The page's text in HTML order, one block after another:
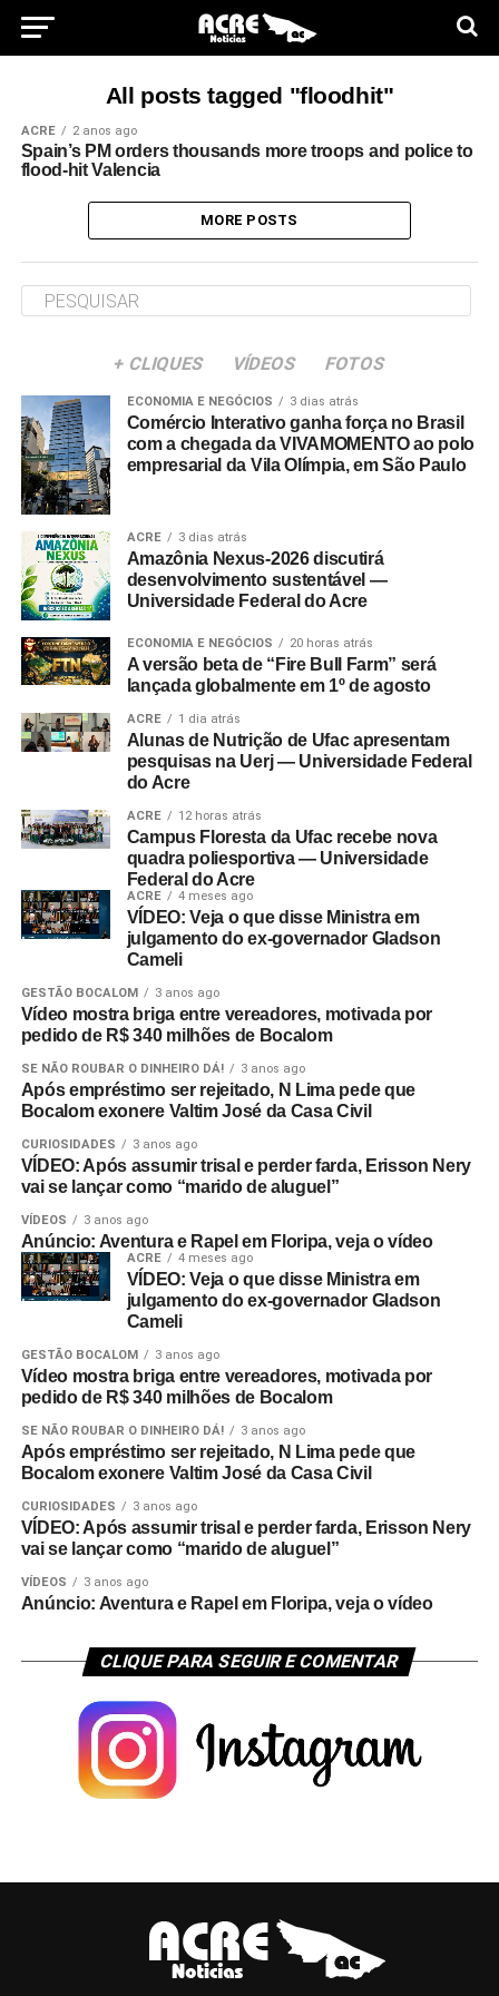
All posts tagged "floodhit"
ACRE 2 anos ago
Spain’s PM orders thousands more troops and police to
flood-hit Valencia
MORE POSTS
+ CLIQUES VÍDEOS FOTOS
ECONOMIA E NEGÓCIOS 3 dias atrás
Comércio Interativo ganha força no Brasil
com a chegada da VIVAMOMENTO ao polo
empresarial da Vila Olímpia, em São Paulo
ACRE 3 dias atrás
Amazônia Nexus-2026 discutirá
desenvolvimento sustentável —
Universidade Federal do Acre
ECONOMIA E NEGÓCIOS 20 horas atrás
A versão beta de “Fire Bull Farm” será
lançada globalmente em 1º de agosto
ACRE 1 dia atrás
Alunas de Nutrição de Ufac apresentam
pesquisas na Uerj — Universidade Federal
do Acre
ACRE 12 horas atrás
Campus Floresta da Ufac recebe nova
quadra poliesportiva — Universidade
Federal do Acre
ACRE 4 meses ago
VÍDEO: Veja o que disse Ministra em
julgamento do ex-governador Gladson
Cameli
GESTÃO BOCALOM 3 anos ago
Vídeo mostra briga entre vereadores, motivada por
pedido de R$ 340 milhões de Bocalom
SE NÃO ROUBAR O DINHEIRO DÁ! 3 anos ago
Após empréstimo ser rejeitado, N Lima pede que
Bocalom exonere Valtim José da Casa Civil
CURIOSIDADES 3 anos ago
VÍDEO: Após assumir trisal e perder farda, Erisson Nery
vai se lançar como “marido de aluguel”
VÍDEOS 3 anos ago
Anúncio: Aventura e Rapel em Floripa, veja o vídeo
ACRE 4 meses ago
VÍDEO: Veja o que disse Ministra em
julgamento do ex-governador Gladson
Cameli
GESTÃO BOCALOM 3 anos ago
Vídeo mostra briga entre vereadores, motivada por
pedido de R$ 340 milhões de Bocalom
SE NÃO ROUBAR O DINHEIRO DÁ! 3 anos ago
Após empréstimo ser rejeitado, N Lima pede que
Bocalom exonere Valtim José da Casa Civil
CURIOSIDADES 3 anos ago
VÍDEO: Após assumir trisal e perder farda, Erisson Nery
vai se lançar como “marido de aluguel”
VÍDEOS 3 anos ago
Anúncio: Aventura e Rapel em Floripa, veja o vídeo
CLIQUE PARA SEGUIR E COMENTAR